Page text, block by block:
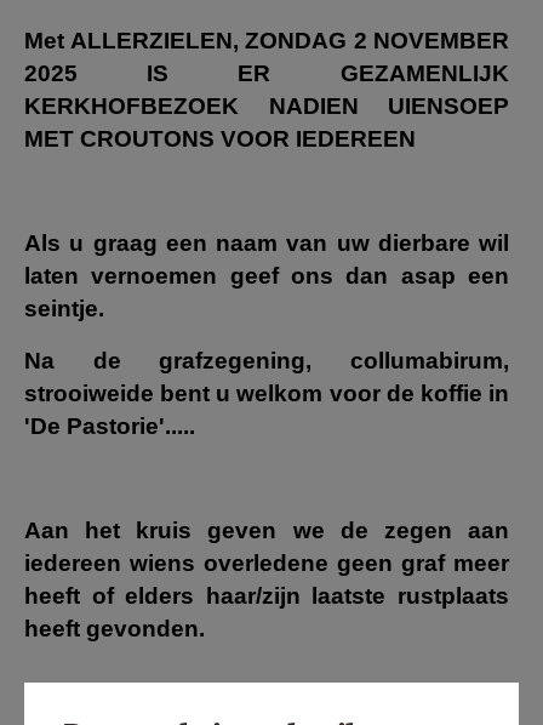
Met ALLERZIELEN, ZONDAG 2 NOVEMBER
2025
IS ER GEZAMENLIJK
KERKHOFBEZOEK NADIEN UIENSOEP
MET CROUTONS VOOR IEDEREEN
Als u graag een naam van uw dierbare wil
laten vernoemen geef ons dan asap een
seintje.
Na de grafzegening, collumabirum,
strooiweide bent u welkom voor de koffie in
'De Pastorie'.....
Aan het kruis geven we de zegen aan
iedereen wiens overledene geen graf meer
heeft of elders haar/zijn laatste rustplaats
heeft gevonden.